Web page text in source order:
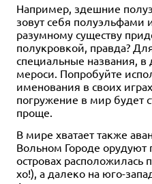
Например, здешние
зовут себя полуэльфами
разумному существу
полукровкой, правда?
специальные названия, в
мероси. Попробуйте
именования в своих
погружение в мир будет
проще.
В мире хватает также
Вольном Городе орудуют
островах расположилась
хо!), а далеко на юго-